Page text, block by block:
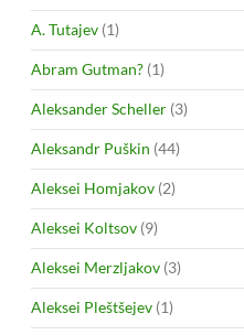
A. Tutajev (1)
Abram Gutman? (1)
Aleksander Scheller (3)
Aleksandr Puškin (44)
Aleksei Homjakov (2)
Aleksei Koltsov (9)
Aleksei Merzljakov (3)
Aleksei Pleštšejev (1)